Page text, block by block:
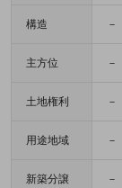
構造 －
主方位 －
土地権利 －
用途地域 －
新築分譲
－